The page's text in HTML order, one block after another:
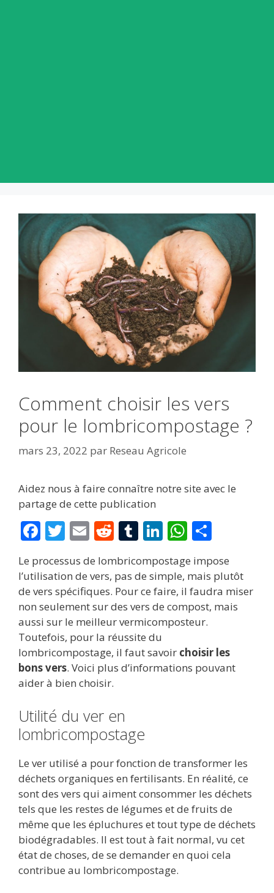
Comment choisir les vers
pour le lombricompostage ?
mars 23, 2022 par Reseau Agricole
Aidez nous à faire connaître notre site avec le
partage de cette publication
F
e
b
o
o
k
T
itt
er
E
m
ai
l
R
e
d
di
t
T
m
bl
r
Li
k
e
dI
n
W
h
at
s
A
p
p
ta
g
er
Le processus de lombricompostage impose
l’utilisation de vers, pas de simple, mais plutôt
de vers spécifiques. Pour ce faire, il faudra miser
non seulement sur des vers de compost, mais
aussi sur le meilleur vermicomposteur.
Toutefois, pour la réussite du
lombricompostage, il faut savoir choisir les
bons vers. Voici plus d’informations pouvant
aider à bien choisir.
Utilité du ver en
lombricompostage
Le ver utilisé a pour fonction de transformer les
déchets organiques en fertilisants. En réalité, ce
sont des vers qui aiment consommer les déchets
tels que les restes de légumes et de fruits de
même que les épluchures et tout type de déchets
biodégradables. Il est tout à fait normal, vu cet
état de choses, de se demander en quoi cela
contribue au lombricompostage.